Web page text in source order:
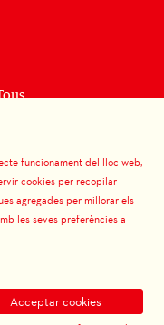
63
Contactar
|
de venda
funcionament del lloc web,
cookies per recopilar
agregades per millorar els
les seves preferències a
Acceptar cookies